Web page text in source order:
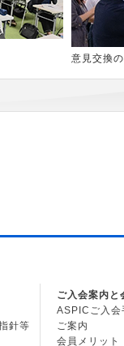
意見交換
針等
ご入会案内と
ASPICご入会
ご案内
会員メリット